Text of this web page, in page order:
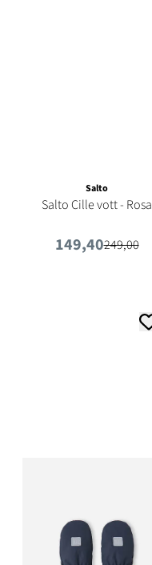
Salto
Salto Cille vott - Rosa
149,40249,00